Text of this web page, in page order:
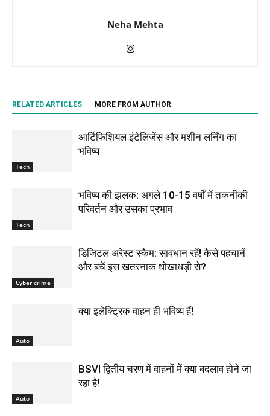
Neha Mehta
RELATED ARTICLES MORE FROM AUTHOR
Tech
आर्टिफिशियल इंटेलिजेंस और मशीन लर्निंग का
भविष्य
Tech
भविष्य की झलक: अगले 10-15 वर्षों में तकनीकी
परिवर्तन और उसका प्रभाव
Cyber crime
डिजिटल अरेस्ट स्कैम: सावधान रहें! कैसे पहचानें
और बचें इस खतरनाक धोखाधड़ी से?
Auto
क्या इलेक्ट्रिक वाहन ही भविष्य हैं!
Auto
BSVI द्वितीय चरण में वाहनों में क्या बदलाव होने जा
रहा है!